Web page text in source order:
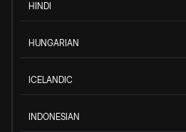
HINDI
HUNGARIAN
ICELANDIC
INDONESIAN